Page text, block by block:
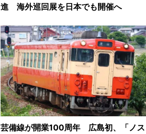
進 海外巡回展を日本でも開催へ
芸備線が開業100周年 広島初、「ノス